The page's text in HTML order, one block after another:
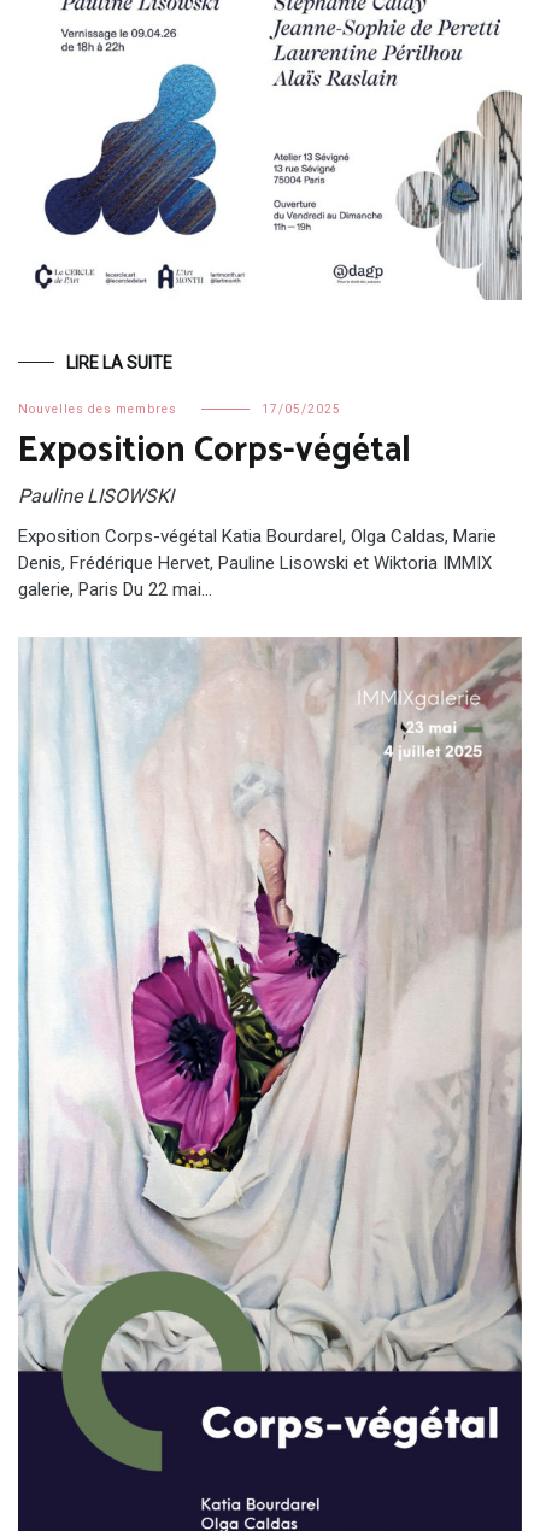
LIRE LA SUITE
Nouvelles des membres 17/05/2025
Exposition Corps-végétal
Pauline LISOWSKI
Exposition Corps-végétal Katia Bourdarel, Olga Caldas, Marie
Denis, Frédérique Hervet, Pauline Lisowski et Wiktoria IMMIX
galerie, Paris Du 22 mai…